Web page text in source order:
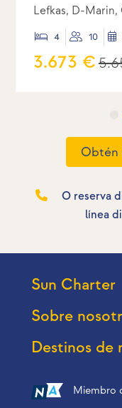
Lefkas, D-Marin,
4 10
3.673 €
Obtén
O reserva
línea
Sun Charter
Sobre
Destinos de
Miembro